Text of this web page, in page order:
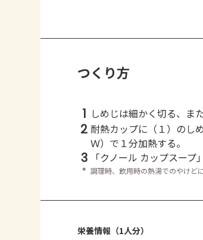
つくり方
1 しめじは細かく切る、ま
2 耐熱カップに（１）のし
Ｗ）で１分加熱する。
3 「クノール カップスー
＊ 調理時、飲用時の熱湯でのやけど
栄養情報（1人分）